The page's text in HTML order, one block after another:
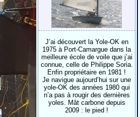
J’ai découvert la Yole-OK en
1975 à Port-Camargue dans la
meilleure école de voile que j’ai
connue, celle de Philippe Soria.
Enfin propriétaire en 1981 !
Je navigue aujourd’hui sur une
yole-OK des années 1980 qui
n’a pas à rougir des dernières
yoles. Mât carbone depuis
2009 : le pied !